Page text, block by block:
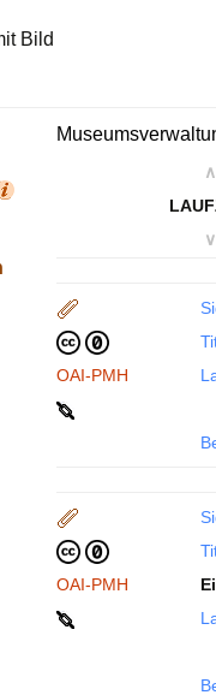
Bild
∧
∨
OAI-PMH
OAI-PMH